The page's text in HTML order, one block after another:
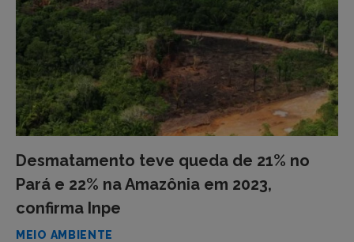
Desmatamento teve queda de 21% no
Pará e 22% na Amazônia em 2023,
confirma Inpe
MEIO AMBIENTE